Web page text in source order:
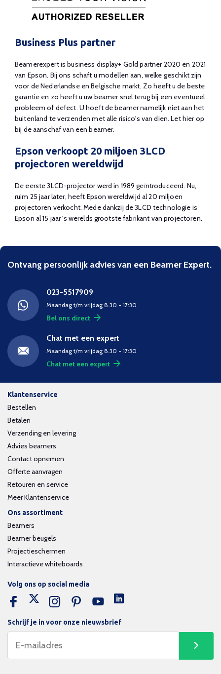
Business Plus partner
Beamerexpert is business display+ Gold partner 2020 en 2021
van Epson. Bij ons schaft u modellen aan, welke geschikt zijn
voor de Nederlandse en Belgische markt. Zo heeft u de beste
garantie en zo heeft u uw beamer snel terug bij een eventueel
probleem of defect. U hoeft de beamer namelijk niet aan het
buitenland te verzenden met alle risico's van dien. Let hier op
bij de aanschaf van een beamer.
Epson verkoopt 20 miljoen 3LCD
projectoren wereldwijd
De eerste 3LCD-projector werd in 1989 geïntroduceerd. Nu,
ruim 25 jaar later, heeft Epson wereldwijd al 20 miljoen
projectoren verkocht. Mede dankzij de 3LCD technologie is
Epson al 15 jaar 's werelds grootste fabrikant van projectoren.
Ontvang persoonlijk advies van een Beamer Expert.
023-5517909
Maandag t/m vrijdag 8.30 - 17:30
Bel ons direct
Chat met een expert
Maandag t/m vrijdag 8.30 - 17:30
Chat met een expert
Klantenservice
Bestellen
Betalen
Verzending en levering
Advies beamers
Contact opnemen
Offerte aanvragen
Retouren en service
Meer Klantenservice
Ons assortiment
Beamers
Beamer beugels
Projectieschermen
Interactieve whiteboards
Schrijf je in voor onze nieuwsbrief
Volg ons op social media